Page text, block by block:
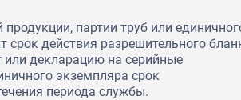
партии труб или
действия разрешительного
или декларацию на серийные
экземпляра срок
периода службы.